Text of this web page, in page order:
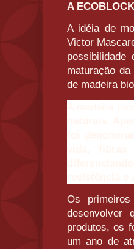
A ECOBLOCK
A idéia de
Victor
maturação
de madeira
Os
desenvolver
produtos, os
um ano de